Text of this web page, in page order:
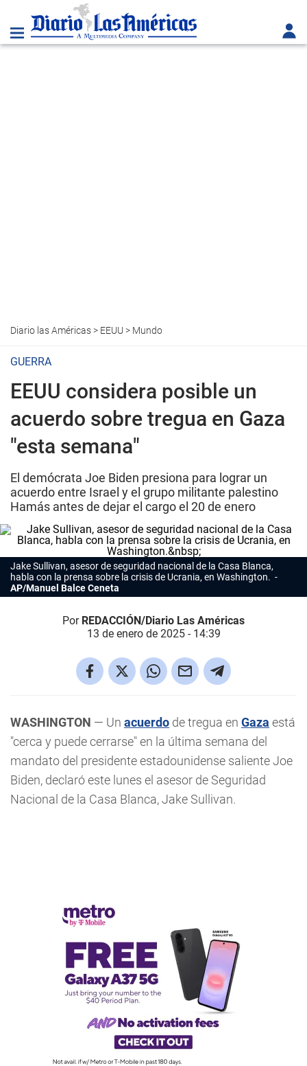
Diario las Américas> EEUU > Mundo
GUERRA
EEUU considera posible un
acuerdo sobre tregua en Gaza
"esta semana"
El demócrata Joe Biden presiona para lograr un
acuerdo entre Israel y el grupo militante palestino
Hamás antes de dejar el cargo el 20 de enero
Jake Sullivan, asesor de seguridad nacional de la Casa Blanca,
habla con la prensa sobre la crisis de Ucrania, en Washington.
AP/Manuel Balce Ceneta
Por REDACCIÓN/Diario Las Américas
13 de enero de 2025 - 14:39
WASHINGTON — Un acuerdo de tregua en Gaza está
"cerca y puede cerrarse" en la última semana del
mandato del presidente estadounidense saliente Joe
Biden, declaró este lunes el asesor de Seguridad
Nacional de la Casa Blanca, Jake Sullivan.